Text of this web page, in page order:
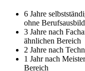
6 Jahre
ohne
3 Jahre nach
ähnlichen Bereich
2 Jahre nach
1 Jahr nach
Bereich